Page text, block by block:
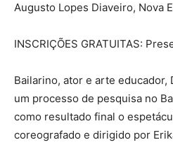
Augusto Lopes Diaveiro, Nova
INSCRIÇÕES GRATUITAS:
Bailarino, ator e arte educador,
um processo de pesquisa no
como resultado final o
coreografado e dirigido por